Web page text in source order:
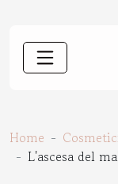
Home
L'ascesa del